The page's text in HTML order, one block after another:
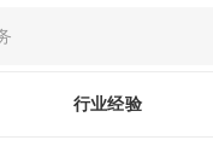
行业经验